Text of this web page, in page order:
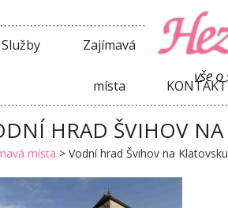
Služby Zajímavá
místa KONTAKT
HRAD ŠVIHOV NA
místa > Vodní hrad Švihov na Klatovsku